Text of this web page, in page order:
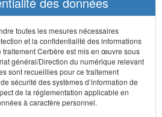
toutes les mesures nécessaires
et la confidentialité des informations
traitement Cerbère est mis en œuvre sous
général/Direction du numérique relevant
sont recueillies pour ce traitement
sécurité des systèmes d’information de
de la réglementation applicable en
à caractère personnel.